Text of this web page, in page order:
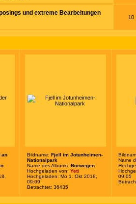
und extreme Bearbeitungen
10
an
Bildname: Fjell im Jotunheimen-
Nationalpark
Name des Albums: Norwegen
Hochgeladen von: Yeti
Hochgeladen: Mo 1. Okt 2018,
09:09
Betrachtet: 36435
Name
09:05